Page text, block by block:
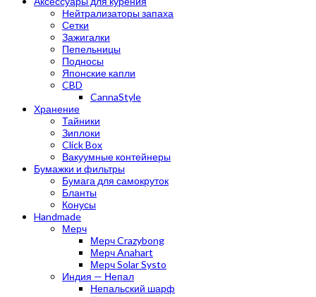
Нейтрализаторы запаха
Сетки
Зажигалки
Пепельницы
Подносы
Японские капли
CBD
CannaStyle
Хранение
Тайники
Зиплоки
Click Box
Вакуумные контейнеры
Бумажки и фильтры
Бумага для самокруток
Бланты
Конусы
Handmade
Мерч
Мерч Crazybong
Мерч Anahart
Мерч Solar Systo
Индия — Непал
Непальский шарф